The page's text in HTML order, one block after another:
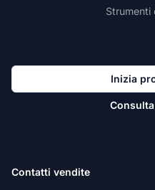
Strumenti
Inizia
Contatti vendite